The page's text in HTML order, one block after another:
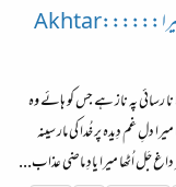
اختر انصاری :::::: سینہ خُوں سے بھرا ہُوا میرا ::::::Akhtar
رسائی پہ ناز ہے جس کو ہائے وہ
دلِ غم دِیدہ پر خُدا کی مار سینہ
جَل اُٹھا میرا یادِ ماضی عذاب...